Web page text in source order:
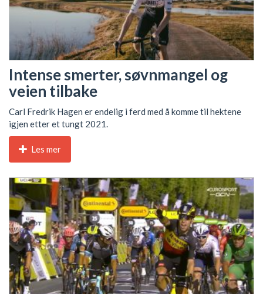
Intense smerter, søvnmangel og
veien tilbake
Carl Fredrik Hagen er endelig i ferd med å komme til hektene
igjen etter et tungt 2021.
Les mer